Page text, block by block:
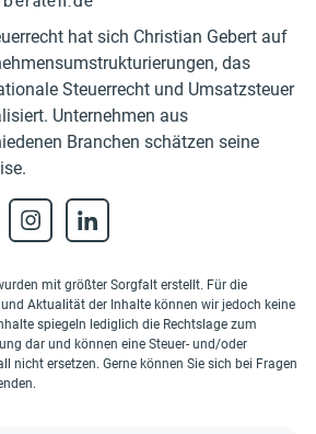
hat sich Christian Gebert auf
das
Steuerrecht und Umsatzsteuer
Unternehmen aus
Branchen schätzen seine
mit größter Sorgfalt erstellt. Für die
Aktualität der Inhalte können wir jedoch keine
spiegeln lediglich die Rechtslage zum
dar und können eine Steuer- und/oder
nicht ersetzen. Gerne können Sie sich bei Fragen